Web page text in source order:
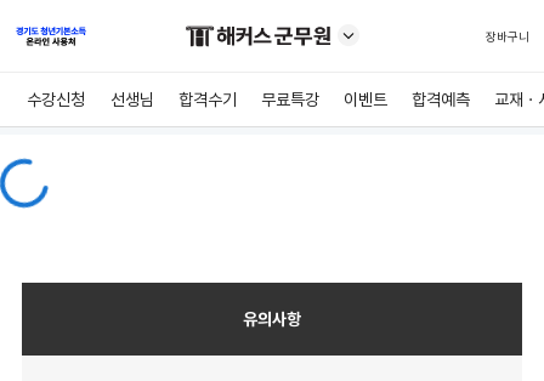
장바구니
수강신청 선생님 합격수기 무료특강 이벤트 합격예측 교재ㆍ
유의사항